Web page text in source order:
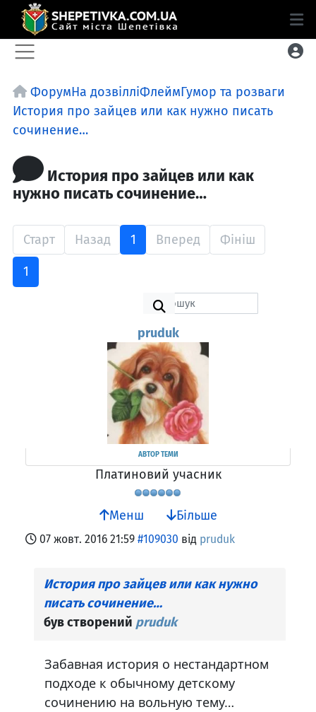
ФорумНа дозвілліФлеймГумор та розваги
История про зайцев или как нужно писать
сочинение…
История про зайцев или как
нужно писать сочинение…
Старт Назад 1 Вперед Фініш
1
pruduk
АВТОР ТЕМИ
Платиновий учасник
Менш Більше
07 жовт. 2016 21:59 #109030 від pruduk
История про зайцев или как нужно
писать сочинение…
був створений pruduk
Забавная история о нестандартном
подходе к обычному детскому
сочинению на вольную тему…